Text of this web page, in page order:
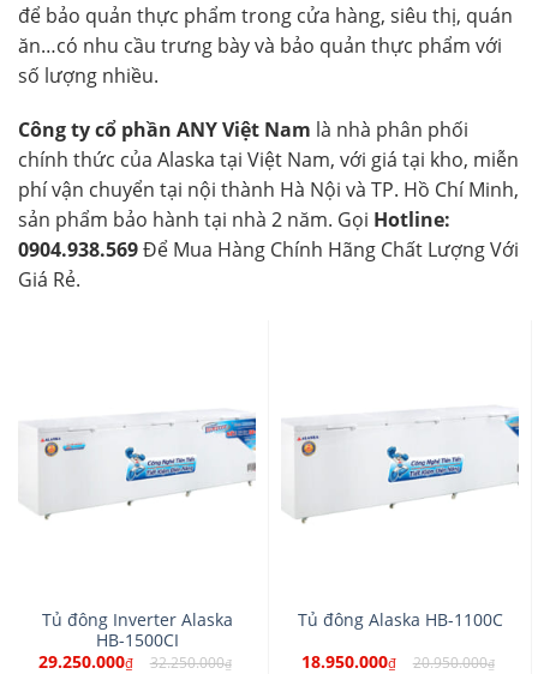
để bảo quản thực phẩm trong cửa hàng, siêu thị, quán
ăn…có nhu cầu trưng bày và bảo quản thực phẩm với
số lượng nhiều.
Công ty cổ phần ANY Việt Nam là nhà phân phối
chính thức của Alaska tại Việt Nam, với giá tại kho, miễn
phí vận chuyển tại nội thành Hà Nội và TP. Hồ Chí Minh,
sản phẩm bảo hành tại nhà 2 năm. Gọi Hotline:
0904.938.569Để Mua Hàng Chính Hãng Chất Lượng Với
Giá Rẻ.
Tủ đông Inverter Alaska
HB-1500CI
29.250.000₫ 32.250.000₫
Tủ đông Alaska HB-1100C
18.950.000₫ 20.950.000₫